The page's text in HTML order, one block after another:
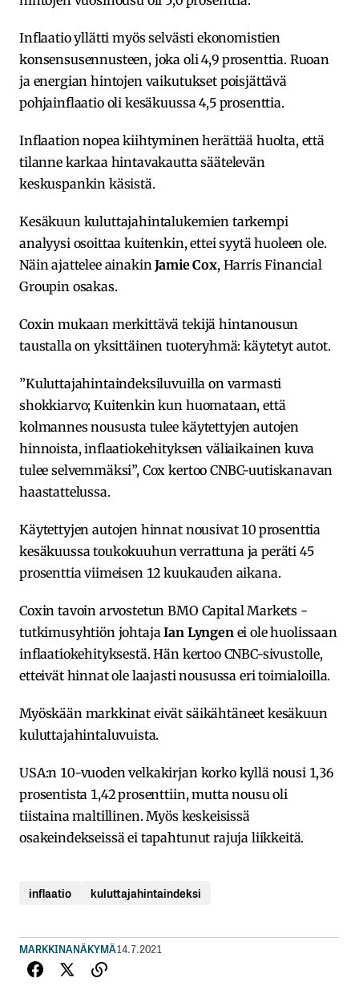
Inflaatio yllätti myös selvästi ekonomistien
konsensusennusteen, joka oli 4,9 prosenttia. Ruoan
ja energian hintojen vaikutukset poisjättävä
pohjainflaatio oli kesäkuussa 4,5 prosenttia.
Inflaation nopea kiihtyminen herättää huolta, että
tilanne karkaa hintavakautta säätelevän
keskuspankin käsistä.
Kesäkuun kuluttajahintalukemien tarkempi
analyysi osoittaa kuitenkin, ettei syytä huoleen ole.
Näin ajattelee ainakinJamie Cox, Harris Financial
Groupin osakas.
Coxin mukaan merkittävä tekijä hintanousun
taustalla on yksittäinen tuoteryhmä: käytetyt autot.
”Kuluttajahintaindeksiluvuilla on varmasti
shokkiarvo; Kuitenkin kun huomataan, että
kolmannes noususta tulee käytettyjen autojen
hinnoista, inflaatiokehityksen väliaikainen kuva
tulee selvemmäksi”, Cox kertoo CNBC-uutiskanavan
haastattelussa.
Käytettyjen autojen hinnat nousivat 10 prosenttia
kesäkuussa toukokuuhun verrattuna ja peräti 45
prosenttia viimeisen 12 kuukauden aikana.
Coxin tavoin arvostetun BMO Capital Markets -
tutkimusyhtiön johtajaIan Lyngen ei ole huolissaan
inflaatiokehityksestä. Hän kertoo CNBC-sivustolle,
etteivät hinnat ole laajasti nousussa eri toimialoilla.
Myöskään markkinat eivät säikähtäneet kesäkuun
kuluttajahintaluvuista.
USA:n 10-vuoden velkakirjan korko kyllä nousi 1,36
prosentista 1,42 prosenttiin, mutta nousu oli
tiistaina maltillinen. Myös keskeisissä
osakeindekseissä ei tapahtunut rajuja liikkeitä.
inflaatio kuluttajahintaindeksi
MARKKINANÄKYMÄ14.7.2021